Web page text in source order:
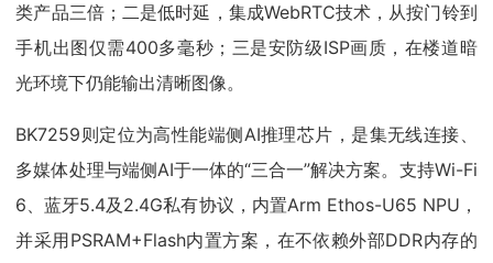
类产品三倍；二是低时延，集成WebRTC技术，从按门铃到
手机出图仅需400多毫秒；三是安防级ISP画质，在楼道暗
光环境下仍能输出清晰图像。
BK7259则定位为高性能端侧AI推理芯片，是集无线连接、
多媒体处理与端侧AI于一体的“三合一”解决方案。支持Wi-Fi
6、蓝牙5.4及2.4G私有协议，内置Arm Ethos-U65 NPU，
并采用PSRAM+Flash内置方案，在不依赖外部DDR内存的